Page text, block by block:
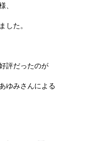
、
した。
評だったのが
ゆみさんによる